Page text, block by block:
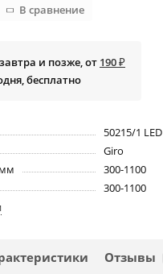
В сравнение
и позже, от 190 ₽
бесплатно
50215/1 LED
Giro
300-1100
300-1100
Отзывы